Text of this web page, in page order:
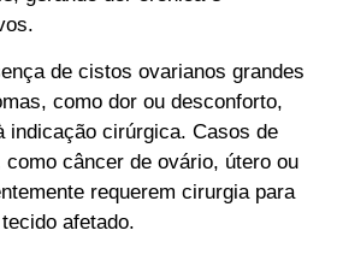
de cistos ovarianos grandes
como dor ou desconforto,
indicação cirúrgica. Casos de
câncer de ovário, útero ou
requerem cirurgia para
afetado.